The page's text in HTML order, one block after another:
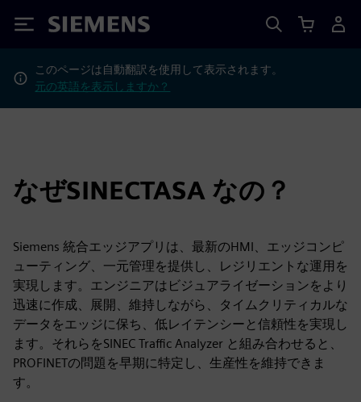
Siemens
このページは自動翻訳を使用して表示されます。
元の英語を表示しますか？
なぜSINECTASA なの？
Siemens 統合エッジアプリは、最新のHMI、エッジコンピ
ューティング、一元管理を提供し、レジリエントな運用を
実現します。エンジニアはビジュアライゼーションをより
迅速に作成、展開、維持しながら、タイムクリティカルな
データをエッジに保ち、低レイテンシーと信頼性を実現し
ます。それらをSINEC Traffic Analyzer と組み合わせると、
PROFINETの問題を早期に特定し、生産性を維持できま
す。